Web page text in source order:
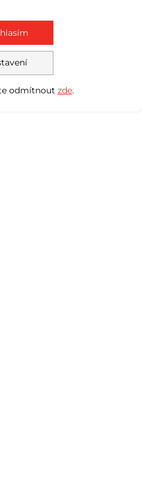
odmítnout zde.